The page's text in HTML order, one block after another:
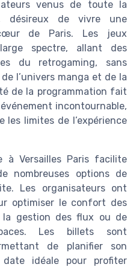
venus de toute la
désireux de vivre une
de Paris. Les jeux
spectre, allant des
du retrogaming, sans
l’univers manga et de la
de la programmation fait
incontournable,
les limites de l’expérience
à Versailles Paris facilite
nombreuses options de
Les organisateurs ont
optimiser le confort des
la gestion des flux ou de
Les billets sont
de planifier son
idéale pour profiter